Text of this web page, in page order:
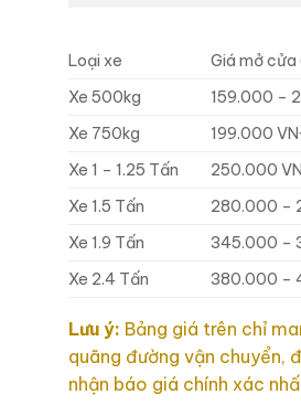
Loại xe Giá mở
Xe 500kg
159.000 –
Xe 750kg
199.000
Xe 1 – 1.25 Tấn
250.000
Xe 1.5 Tấn
280.000 –
Xe 1.9 Tấn
345.000 –
Xe 2.4 Tấn
380.000 –
Lưu ý: Bảng giá trên chỉ
quãng đường vận chuyển,
nhận báo giá chính xác